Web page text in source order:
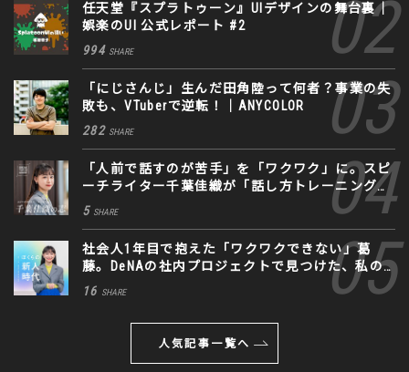
任天堂『スプラトゥーン』UIデザインの舞台裏｜
娯楽のUI 公式レポート #2
994 SHARE
「にじさんじ」生んだ田角陸って何者？事業の失
敗も、VTuberで逆転！｜ANYCOLOR
282 SHARE
「人前で話すのが苦手」を「ワクワク」に。スピ
ーチライター千葉佳織が「話し方トレーニング」
に込めた思い
5 SHARE
社会人1年目で抱えた「ワクワクできない」葛
藤。DeNAの社内プロジェクトで見つけた、私の
生きる道
16 SHARE
人気記事一覧へ